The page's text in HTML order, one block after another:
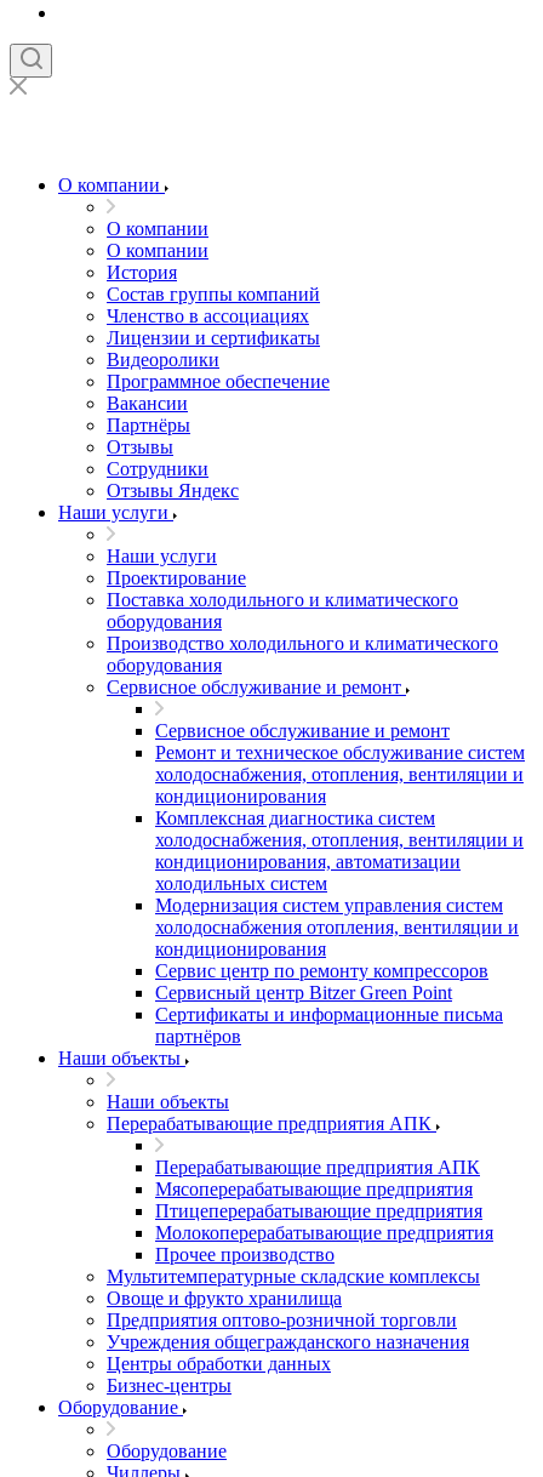
О компании
О компании
О компании
История
Состав группы компаний
Членство в ассоциациях
Лицензии и сертификаты
Видеоролики
Программное обеспечение
Вакансии
Партнёры
Отзывы
Сотрудники
Отзывы Яндекс
Наши услуги
Наши услуги
Проектирование
Поставка холодильного и климатического
оборудования
Производство холодильного и климатического
оборудования
Сервисное обслуживание и ремонт
Сервисное обслуживание и ремонт
Ремонт и техническое обслуживание систем
холодоснабжения, отопления, вентиляции и
кондиционирования
Комплексная диагностика систем
холодоснабжения, отопления, вентиляции и
кондиционирования, автоматизации
холодильных систем
Модернизация систем управления систем
холодоснабжения отопления, вентиляции и
кондиционирования
Сервис центр по ремонту компрессоров
Сервисный центр Bitzer Green Point
Сертификаты и информационные письма
партнёров
Наши объекты
Наши объекты
Перерабатывающие предприятия АПК
Перерабатывающие предприятия АПК
Мясоперерабатывающие предприятия
Птицеперерабатывающие предприятия
Молокоперерабатывающие предприятия
Прочее производство
Мультитемпературные складские комплексы
Овоще и фрукто хранилища
Предприятия оптово-розничной торговли
Учреждения общегражданского назначения
Центры обработки данных
Бизнес-центры
Оборудование
Оборудование
Чиллеры